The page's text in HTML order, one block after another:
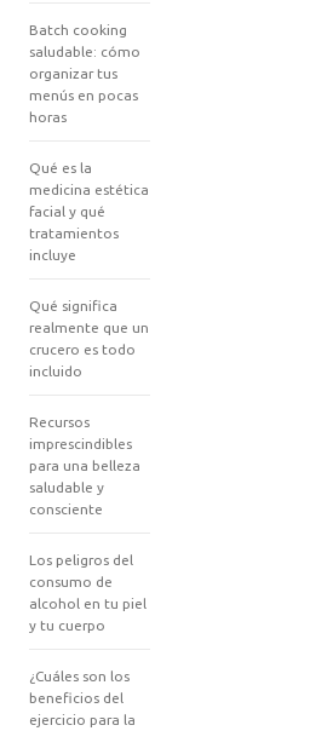
Batch cooking
saludable: cómo
organizar tus
menús en pocas
horas
Qué es la
medicina estética
facial y qué
tratamientos
incluye
Qué significa
realmente que un
crucero es todo
incluido
Recursos
imprescindibles
para una belleza
saludable y
consciente
Los peligros del
consumo de
alcohol en tu piel
y tu cuerpo
¿Cuáles son los
beneficios del
ejercicio para la